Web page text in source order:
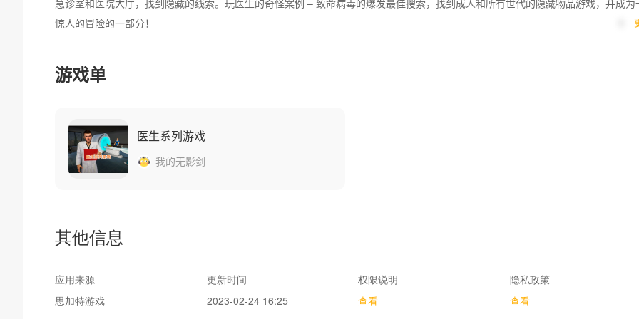
急诊室和医院大厅，找到隐藏的线索。玩医生的奇怪案例 – 致命病毒的爆发最佳搜索，找到成人和所有世代的隐藏物品游戏，并成为
惊人的冒险的一部分！
为什么选择医生的奇怪案例 – 致命病毒的爆发？
游戏单
医生系列游戏
我的无影剑
其他信息
应用来源
思加特游戏
更新时间
2023-02-24 16:25
权限说明
查看
隐私政策
查看